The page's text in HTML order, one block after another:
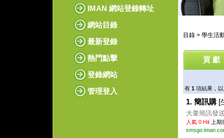
IMAN 網站登錄轉址
網站目錄
最新登錄
熱門點擊
登錄網站
管理登入
目錄 > 學生活
貢 獻
有 1 項結果，
1. 簡訊購 [
大量簡訊發
人氣 0 Hit
上